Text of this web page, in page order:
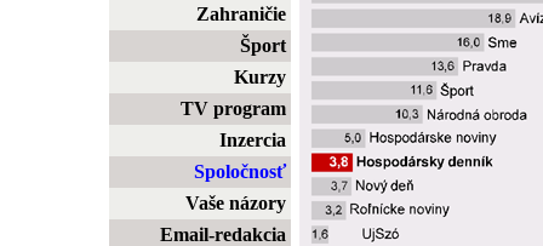
Zahraničie
Šport
Kurzy
TV program
Inzercia
Spoločnosť
Vaše názory
Email-redakcia